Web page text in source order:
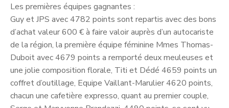
Les premières équipes gagnantes :
Guy et JPS avec 4782 points sont repartis avec des bons
d’achat valeur 600 € à faire valoir auprès d’un autocariste
de la région, la première équipe féminine Mmes Thomas-
Duboit avec 4679 points a remporté deux meuleuses et
une jolie composition florale, Titi et Dédé 4659 points un
coffret d’outillage, Equipe Vaillant-Marulier 4620 points,
chacun une cafetière expresso, quant au premier couple,